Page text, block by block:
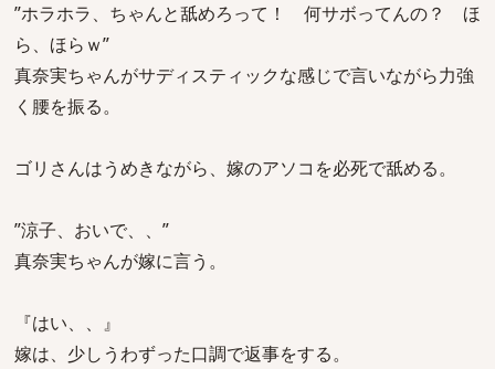
”ホラホラ、ちゃんと舐めろって！ 何サボってんの？ ほ
ら、ほらｗ”
真奈実ちゃんがサディスティックな感じで言いながら力強
く腰を振る。
ゴリさんはうめきながら、嫁のアソコを必死で舐める。
”涼子、おいで、、”
真奈実ちゃんが嫁に言う。
『はい、、』
嫁は、少しうわずった口調で返事をする。